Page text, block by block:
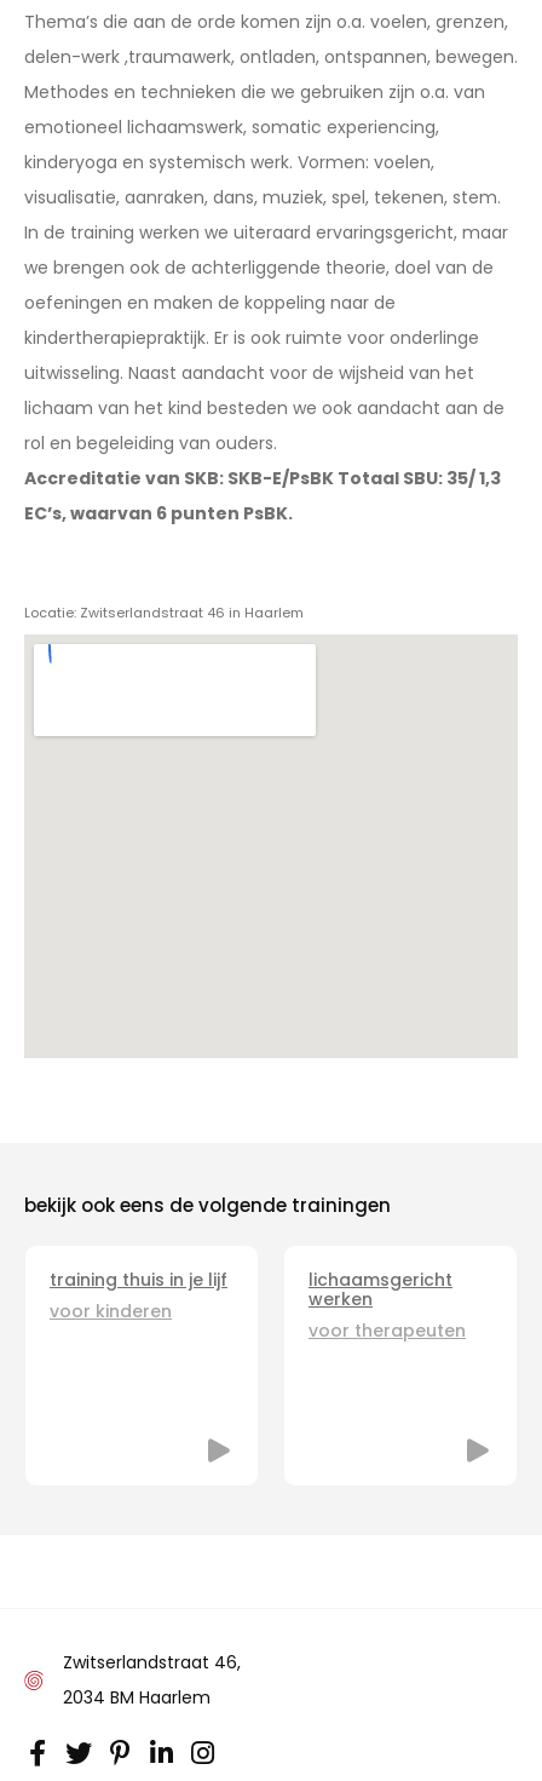
Thema’s die aan de orde komen zijn o.a. voelen, grenzen,
delen-werk ,traumawerk, ontladen, ontspannen, bewegen.
Methodes en technieken die we gebruiken zijn o.a. van
emotioneel lichaamswerk, somatic experiencing,
kinderyoga en systemisch werk. Vormen: voelen,
visualisatie, aanraken, dans, muziek, spel, tekenen, stem.
In de training werken we uiteraard ervaringsgericht, maar
we brengen ook de achterliggende theorie, doel van de
oefeningen en maken de koppeling naar de
kindertherapiepraktijk. Er is ook ruimte voor onderlinge
uitwisseling. Naast aandacht voor de wijsheid van het
lichaam van het kind besteden we ook aandacht aan de
rol en begeleiding van ouders.
Accreditatie van SKB: SKB-E/PsBK Totaal SBU: 35/ 1,3
EC’s, waarvan 6 punten PsBK.
Locatie: Zwitserlandstraat 46 in Haarlem
bekijk ook eens de volgende trainingen
training thuis in je lijf
voor kinderen
lichaamsgericht
werken
voor therapeuten
Zwitserlandstraat 46,
2034 BM Haarlem